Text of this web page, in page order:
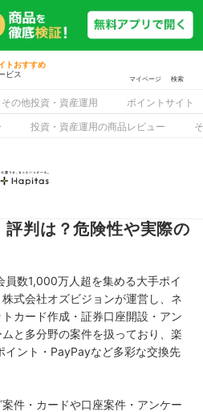
トおすすめ
ビス
マイページ 検索
その他投資・資産運用
ポイントサイト
投資・資産運用の商品レビュー
判は？危険性や実際の
員数1,000万人超を集める大手ポイ
式会社オズビジョンが運営し、ネ
カード作成・証券口座開設・アン
と多分野の案件を扱っており、楽
イント・PayPayなど多彩な交換先
件・カードや口座案件・アンケー